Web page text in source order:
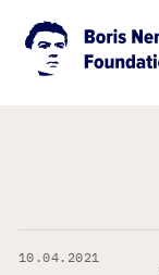
10.04.2021